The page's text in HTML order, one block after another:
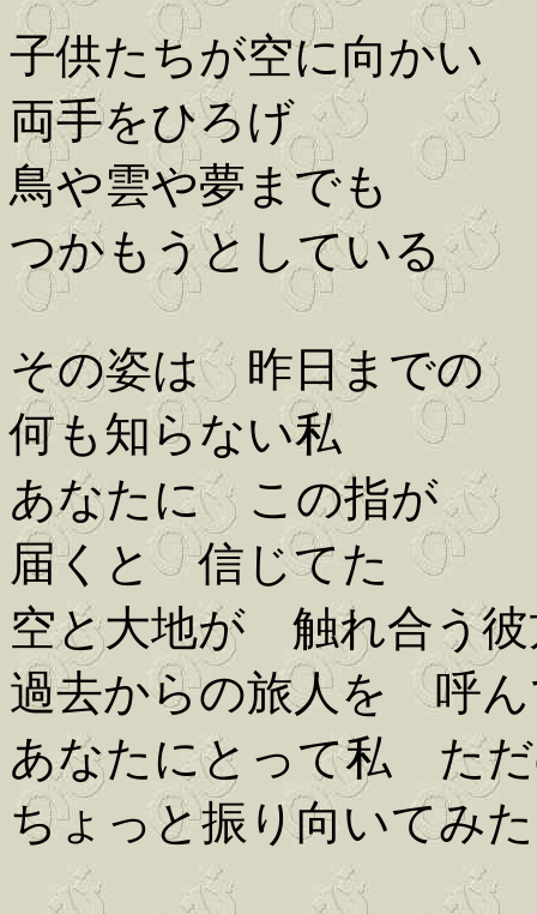
子供たちが空に向かい
両手をひろげ
鳥や雲や夢までも
つかもうとしている
その姿は 昨日までの
何も知らない私
あなたに この指が
届くと 信じてた
空と大地が 触れ合う彼
過去からの旅人を 呼ん
あなたにとって私 た
ちょっと振り向いてみ